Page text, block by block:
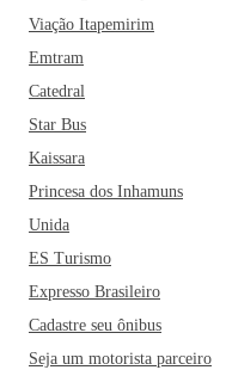
Viação Itapemirim
Emtram
Catedral
Star Bus
Kaissara
Princesa dos Inhamuns
Unida
ES Turismo
Expresso Brasileiro
Cadastre seu ônibus
Seja um motorista parceiro